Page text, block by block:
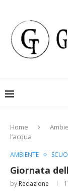
Home
l’acqua
AMBIENTE
Giornata
by Redazione